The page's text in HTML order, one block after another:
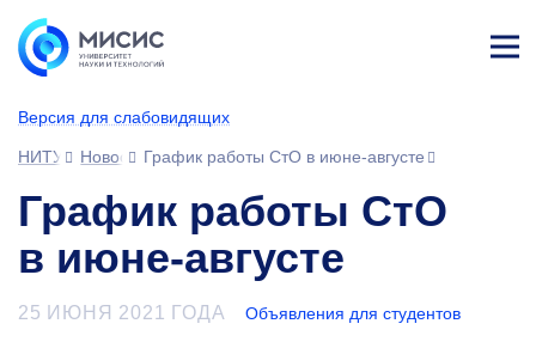
Версия для слабовидящих
ине
НИТУ МИСИС
НовостиГрафик работы СтО в июне-августе
График работы СтО
в июне-августе
25 ИЮНЯ 2021 ГОДА Объявления для студентов